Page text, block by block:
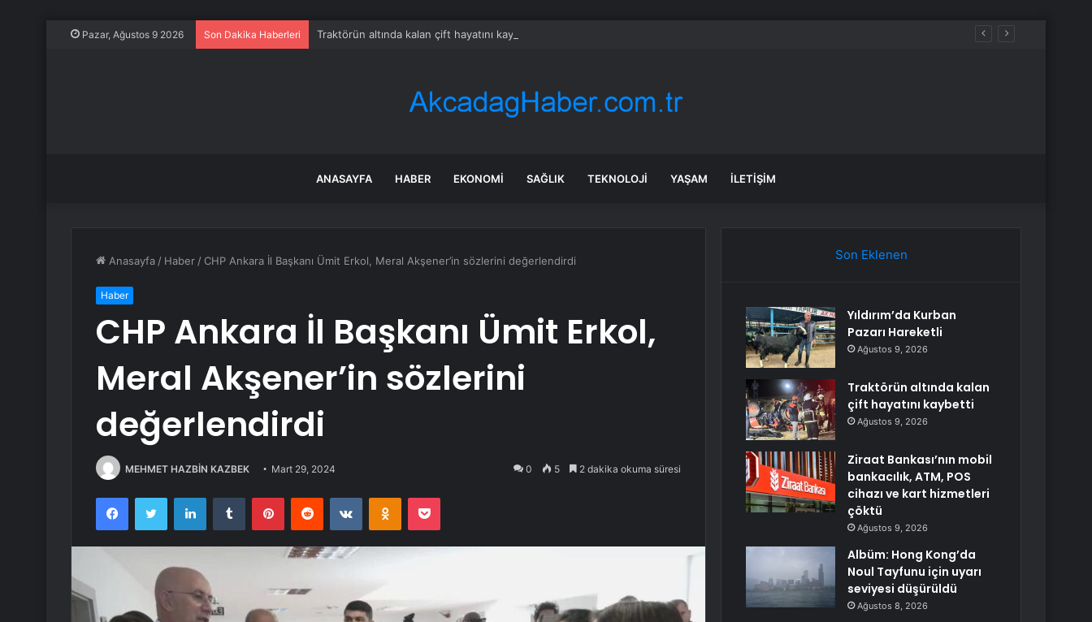
Pazar, Ağustos 9 2026 Son Dakika Haberleri Traktörün altında kalan çift hayatını kaybetti
ANASAYFA HABER EKONOMI SAĞLIK TEKNOLOJI YAŞAM İLETIŞIM
Anasayfa / Haber / CHP Ankara İl Başkanı Ümit Erkol, Meral Akşener’in sözlerini değerlendirdi
Haber
CHP Ankara İl Başkanı Ümit Erkol,
Meral Akşener’in sözlerini
değerlendirdi
MEHMET HAZBİN KAZBEK Mart 29, 2024 0 5 2 dakika okuma süresi
FacebookTwitter LinkedInTumblr PinterestReddit VKontakteOdnoklassniki
Pocket
Son Eklenen
Yıldırım’da Kurban
Pazarı Hareketli
Ağustos 9, 2026
Traktörün altında kalan
çift hayatını kaybetti
Ağustos 9, 2026
Ziraat Bankası’nın mobil
bankacılık, ATM, POS
cihazı ve kart hizmetleri
çöktü
Ağustos 9, 2026
Albüm: Hong Kong’da
Noul Tayfunu için uyarı
seviyesi düşürüldü
Ağustos 8, 2026